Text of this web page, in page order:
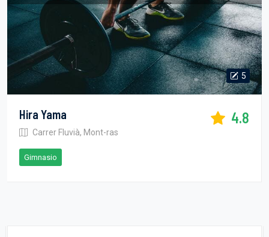
5
Hira Yama
Carrer Fluvià, Mont-ras
4.8
Gimnasio